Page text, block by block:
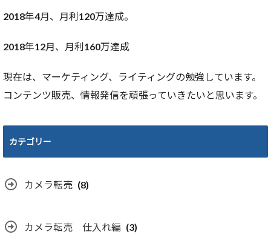
2018年4月、月利120万達成。
2018年12月、月利160万達成
現在は、マーケティング、ライティングの勉強しています。
コンテンツ販売、情報発信を頑張っていきたいと思います。
カテゴリー
カメラ転売 (8)
カメラ転売 仕入れ編 (3)